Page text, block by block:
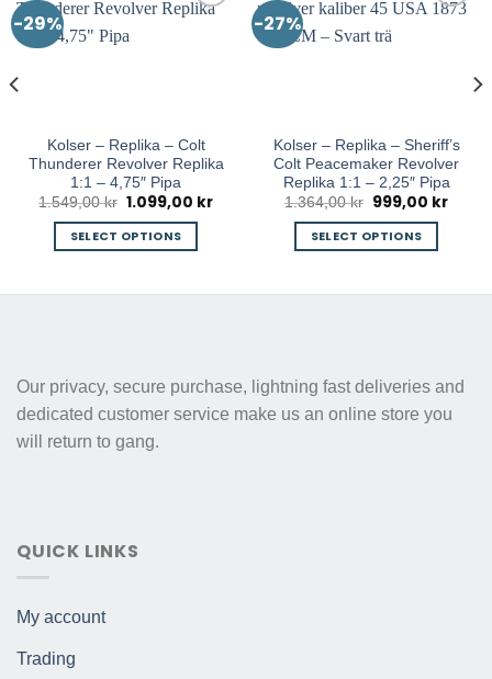
-29%
Kolser – Replika – Colt
Thunderer Revolver Replika
1:1 – 4,75″ Pipa
1.549,00kr Original
was:
1.549,00 kr.
1.099,00 krCurrent
SELECT OPTIONS
options
may
be
page
-27%
Kolser – Replika – Sheriff’s
Colt Peacemaker Revolver
Replika 1:1 – 2,25″ Pipa
1.364,00kr
Original
was:
1.364,00 kr.
999,00 kr
SELECT OPTIONS
The
may
Our privacy, secure purchase, lightning fast deliveries and
dedicated customer service make us an online store you
will return to gang.
QUICK LINKS
My account
Trading